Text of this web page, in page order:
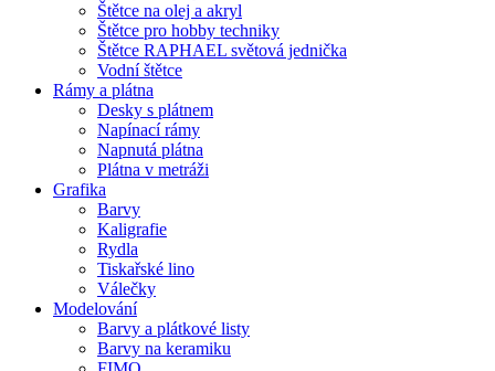
Štětce na olej a akryl
Štětce pro hobby techniky
Štětce RAPHAEL světová jednička
Vodní štětce
Rámy a plátna
Desky s plátnem
Napínací rámy
Napnutá plátna
Plátna v metráži
Grafika
Barvy
Kaligrafie
Rydla
Tiskařské lino
Válečky
Modelování
Barvy a plátkové listy
Barvy na keramiku